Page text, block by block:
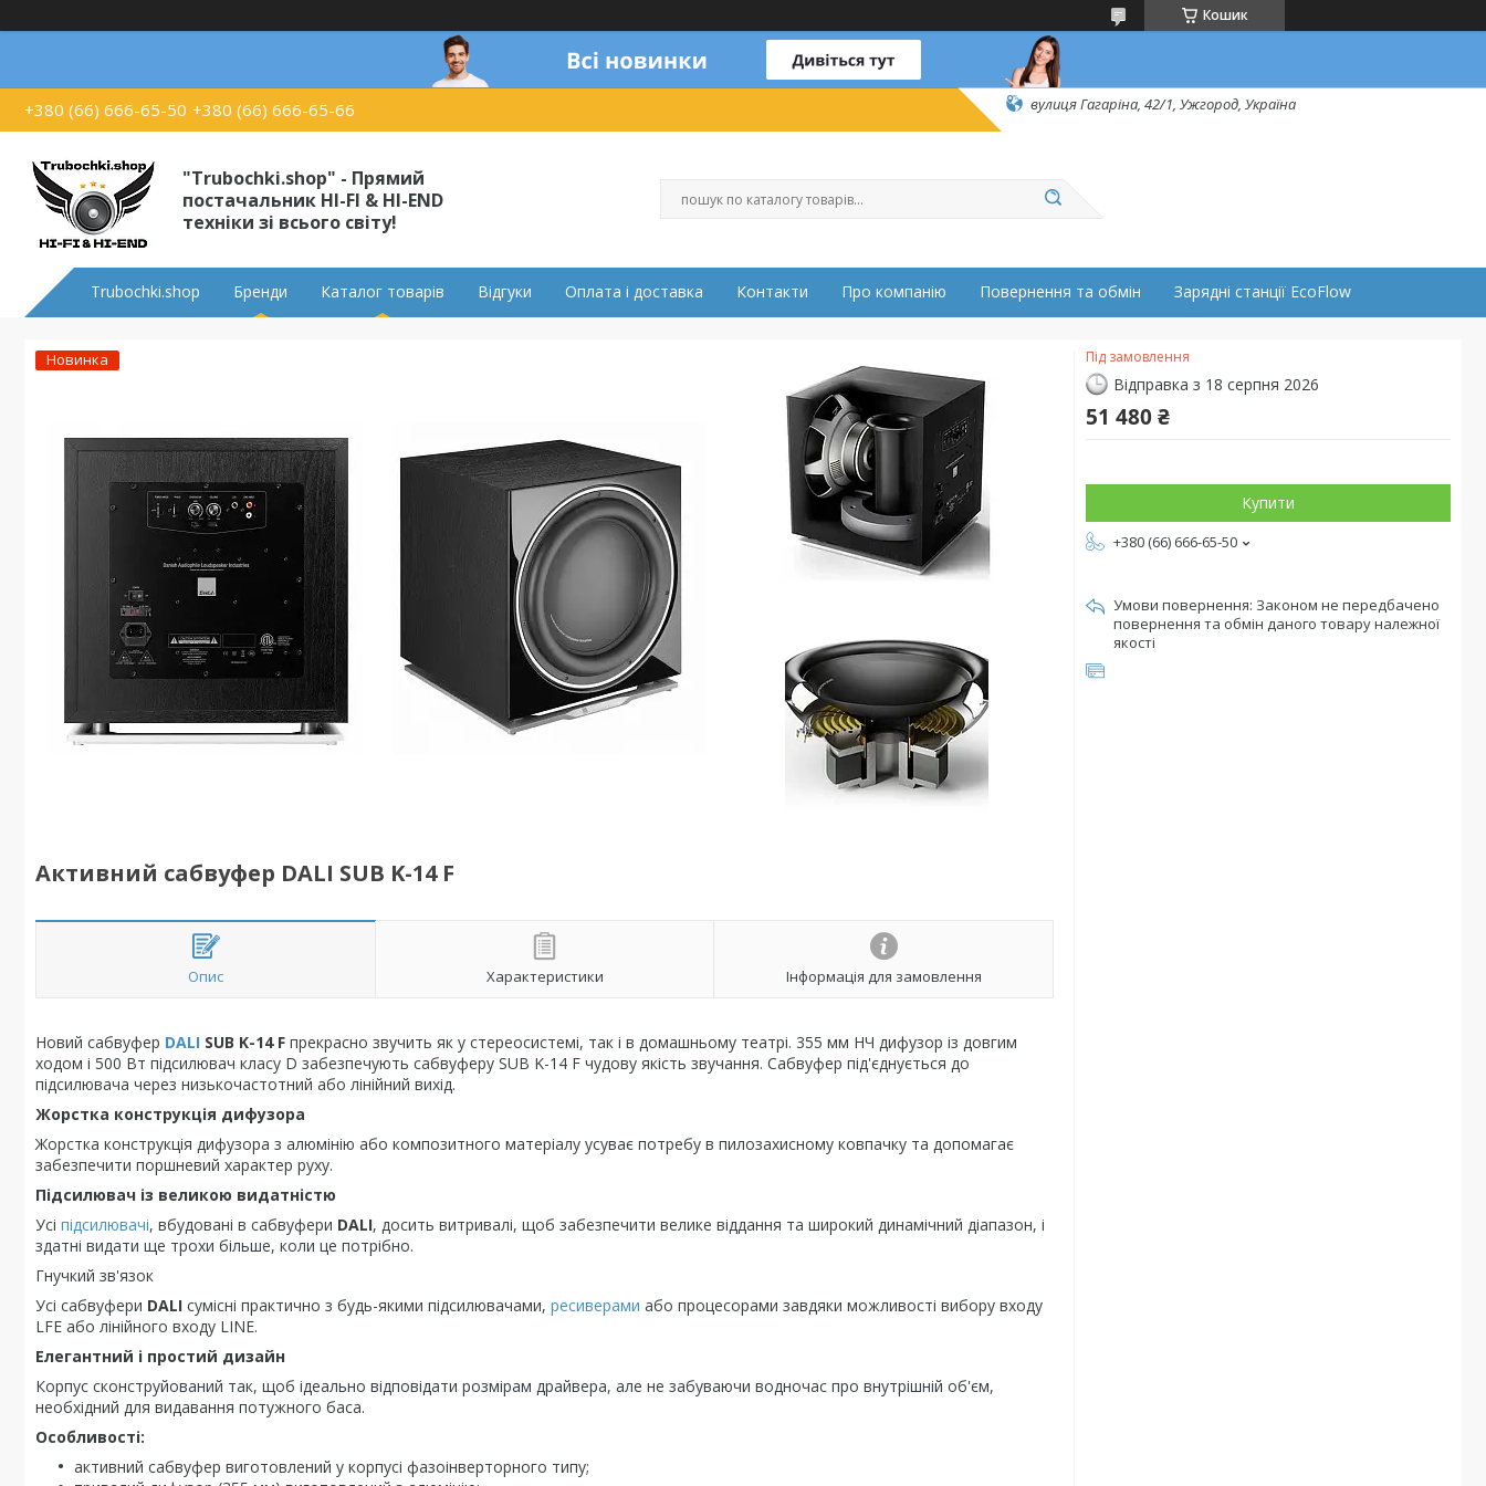
Кошик
+380 (66) 666-65-50 +380 (66) 666-65-66 вулиця Гагаріна, 42/1, Ужгород, Україна
"Trubochki.shop" - Прямий
постачальник HI-FI & HI-END
техніки зі всього світу!
Trubochki.shop Бренди Каталог товарів Відгуки Оплата і доставка Контакти Про компанію Повернення та обмін Зарядні станції EcoFlow
Новинка
Активний сабвуфер DALI SUB K-14 F
Опис Характеристики Інформація для замовлення
Новий сабвуфер DALI SUB K-14 F прекрасно звучить як у стереосистемі, так і в домашньому театрі. 355 мм НЧ дифузор із довгим
ходом і 500 Вт підсилювач класу D забезпечують сабвуферу SUB K-14 F чудову якість звучання. Сабвуфер під'єднується до
підсилювача через низькочастотний або лінійний вихід.
Жорстка конструкція дифузора
Жорстка конструкція дифузора з алюмінію або композитного матеріалу усуває потребу в пилозахисному ковпачку та допомагає
забезпечити поршневий характер руху.
Підсилювач із великою видатністю
Усі підсилювачі, вбудовані в сабвуфери DALI, досить витривалі, щоб забезпечити велике віддання та широкий динамічний діапазон, і
здатні видати ще трохи більше, коли це потрібно.
Гнучкий зв'язок
Усі сабвуфери DALI сумісні практично з будь-якими підсилювачами, ресиверами або процесорами завдяки можливості вибору входу
LFE або лінійного входу LINE.
Елегантний і простий дизайн
Корпус сконструйований так, щоб ідеально відповідати розмірам драйвера, але не забуваючи водночас про внутрішній об'єм,
необхідний для видавання потужного баса.
Особливості:
активний сабвуфер виготовлений у корпусі фазоінверторного типу;
Під замовлення
Відправка з 18 серпня 2026
51 480 ₴
Купити
+380 (66) 666-65-50
Законом не передбачено
повернення та обмін даного товару належної
якості